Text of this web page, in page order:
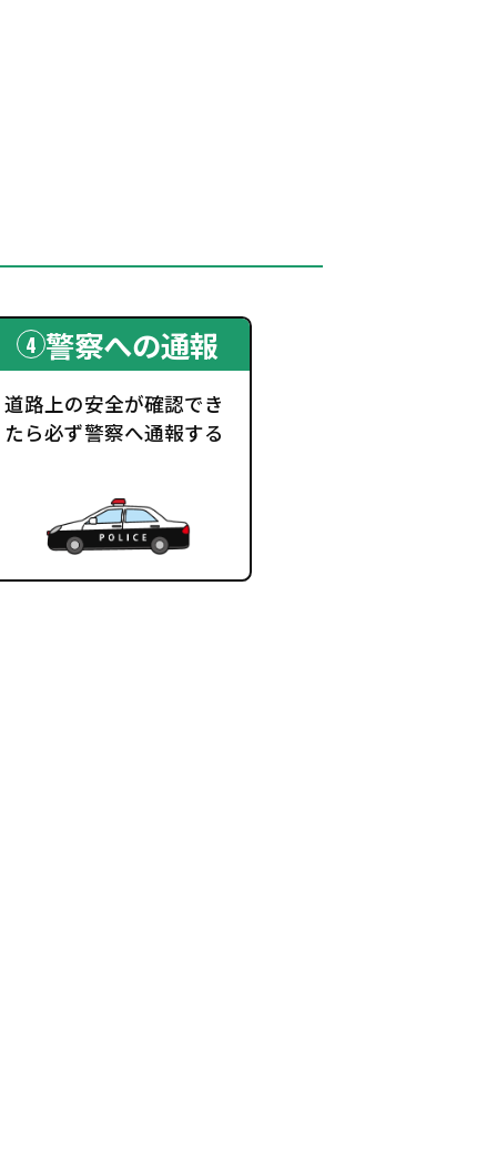
警察への通報
道路上の安全が確認でき
たら必ず警察へ通報する